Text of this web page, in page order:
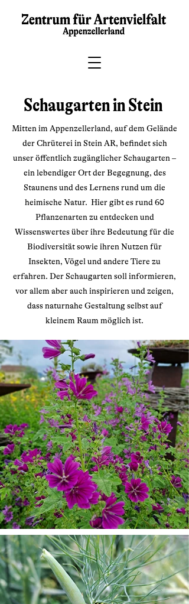
Schaugarten in Stein
Mitten im Appenzellerland, auf dem Gelände
der Chrüterei in Stein AR, befindet sich
unser öffentlich zugänglicher Schaugarten –
ein lebendiger Ort der Begegnung, des
Staunens und des Lernens rund um die
heimische Natur. Hier gibt es rund 60
Pflanzenarten zu entdecken und
Wissenswertes über ihre Bedeutung für die
Biodiversität sowie ihren Nutzen für
Insekten, Vögel und andere Tiere zu
erfahren. Der Schaugarten soll informieren,
vor allem aber auch inspirieren und zeigen,
dass naturnahe Gestaltung selbst auf
kleinem Raum möglich ist.